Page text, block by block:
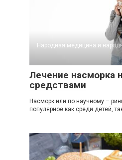
Народная медицина и
Лечение насморка
средствами
Насморк или по научному –
популярное как среди детей,